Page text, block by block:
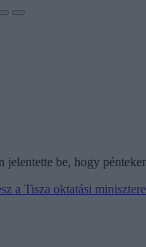
jelentette be, hogy
a Tisza oktatási minisztere